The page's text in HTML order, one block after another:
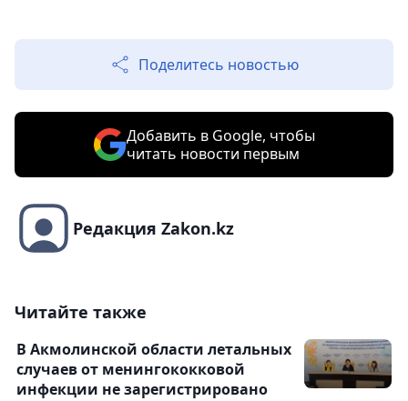
Поделитесь новостью
Добавить в Google, чтобы
читать новости первым
Редакция Zakon.kz
Читайте также
В Акмолинской области летальных
случаев от менингококковой
инфекции не зарегистрировано